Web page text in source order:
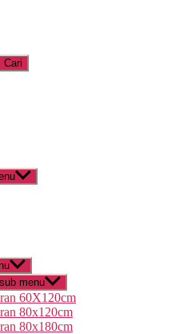
menu
60X120cm
80x120cm
80x180cm